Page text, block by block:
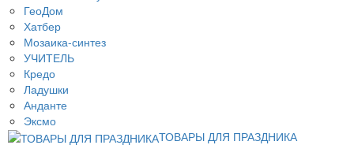
ГеоДом
Хатбер
Мозаика-синтез
УЧИТЕЛЬ
Кредо
Ладушки
Анданте
Эксмо
ТОВАРЫ ДЛЯ ПРАЗДНИКА